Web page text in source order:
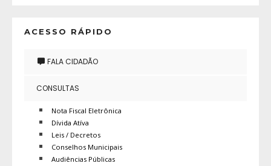
Seu e-mail (obrigatório)
Sua mensagem
Seu e-mail (obrigatório)
Sua mensagem
ACESSO RÁPIDO
FALA CIDADÃO
CONSULTAS
Nota Fiscal Eletrônica
Dívida Atíva
Leis / Decretos
Conselhos Municipais
Audiências Públicas